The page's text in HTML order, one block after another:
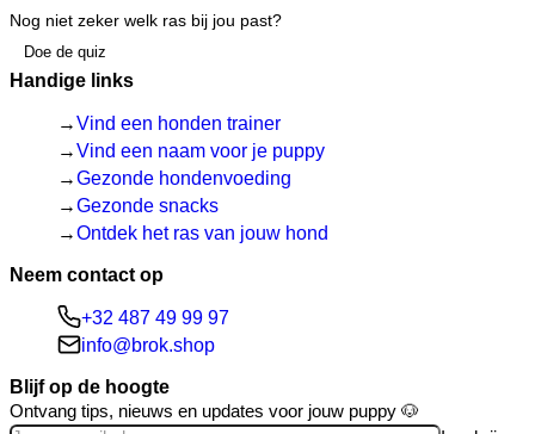
Nog niet zeker welk ras bij jou past?
Doe de quiz
Handige links
Vind een honden trainer
Vind een naam voor je puppy
Gezonde hondenvoeding
Gezonde snacks
Ontdek het ras van jouw hond
Neem contact op
+32 487 49 99 97
info@brok.shop
Blijf op de hoogte
Ontvang tips, nieuws en updates voor jouw puppy 🐶